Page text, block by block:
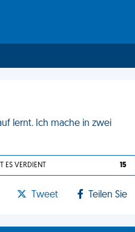
lernt. Ich mache in zwei
ES VERDIENT 15
Tweet Teilen Sie